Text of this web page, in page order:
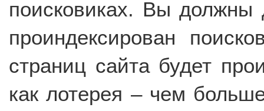
поисковиках. Вы должны
проиндексирован
страниц сайта будет
как лотерея – чем